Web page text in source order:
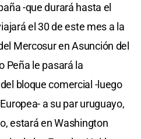
-que durará hasta el
el 30 de este mes a la
Mercosur en Asunción del
Peña le pasará la
bloque comercial -luego
a su par uruguayo,
estará en Washington